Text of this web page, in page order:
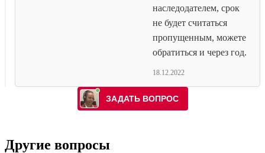
наследодателем, срок
не будет считаться
пропущенным, можете
обратиться и через год.
18.12.2022
Другие вопросы